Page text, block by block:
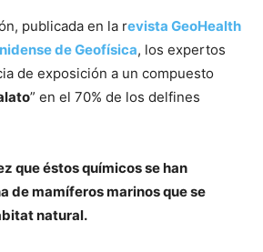
publicada en la revista GeoHealth
de Geofísica, los expertos
de exposición a un compuesto
” en el 70% de los delfines
que éstos químicos se han
de mamíferos marinos que se
natural.